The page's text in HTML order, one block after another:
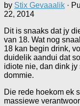
by Stix Gevaaalik ·
22, 2014
Dit is snaaks dat jy
van 18. Wat nog
18 kan begin drink,
duidelik aandui dat
idiote nie, dan dink
dommie.
Die rede hoekom ek
massiewe